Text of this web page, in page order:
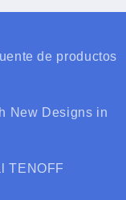
de productos
New Designs in
TENOFF